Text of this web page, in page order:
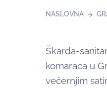
NASLOVNA
Škarda-
komaraca u
večernjim